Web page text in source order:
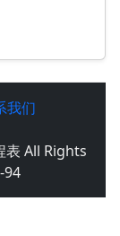
我们
表 All Rights
94